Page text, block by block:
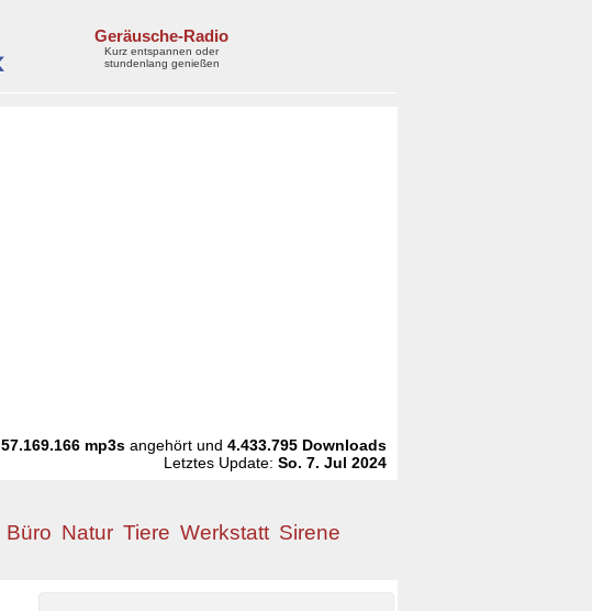
Geräusche-Radio
Kurz entspannen oder
stundenlang genießen
57.169.166 mp3s angehört und4.433.795 Downloads
Letztes Update:So. 7. Jul 2024
Büro Natur Tiere Werkstatt Sirene